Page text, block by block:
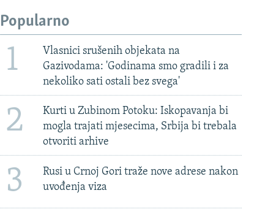
Popularno
1
Vlasnici srušenih objekata na
Gazivodama: 'Godinama smo gradili i za
nekoliko sati ostali bez svega'
2
Kurti u Zubinom Potoku: Iskopavanja bi
mogla trajati mjesecima, Srbija bi trebala
otvoriti arhive
3
Rusi u Crnoj Gori traže nove adrese nakon
uvođenja viza